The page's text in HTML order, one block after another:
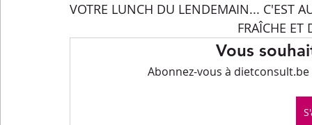
Repas
Divers
VOTRE LUNCH DU LENDEMAIN... C'EST
FRAÎCHE ET
Vous
Abonnez-vous à